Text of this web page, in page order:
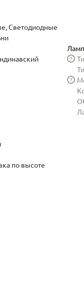
Светодиодные
?
?
по высоте